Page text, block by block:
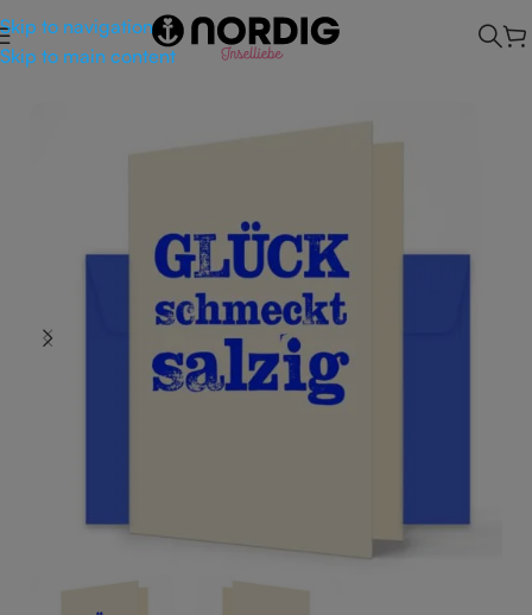
Skip to navigation
Skip to main content
Start /Geschenkideen Grußkarten